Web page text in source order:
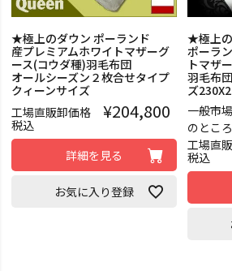
★極上のダウン ポーランド
産プレミアムホワイトマザーグ
ース(コウダ種)羽毛布団
オールシーズン２枚合せタイプ
クィーンサイズ
工場直販卸価格
¥204,800
税込
詳細を見る
お気に入り登録
★極上
ポーラ
トマザ
羽毛布
ズ
一般市
のところ
工場直
税込